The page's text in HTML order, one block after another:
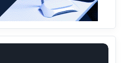
kutija za IZBORE a danas su